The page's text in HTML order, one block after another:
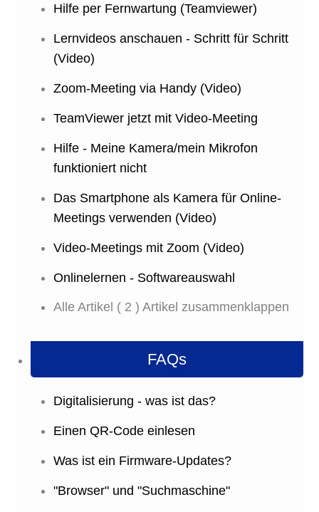
Hilfe per Fernwartung (Teamviewer)
Lernvideos anschauen - Schritt für Schritt
(Video)
Zoom-Meeting via Handy (Video)
TeamViewer jetzt mit Video-Meeting
Hilfe - Meine Kamera/mein Mikrofon
funktioniert nicht
Das Smartphone als Kamera für Online-
Meetings verwenden (Video)
Video-Meetings mit Zoom (Video)
Onlinelernen - Softwareauswahl
Alle Artikel ( 2 ) Artikel zusammenklappen
FAQs
Digitalisierung - was ist das?
Einen QR-Code einlesen
Was ist ein Firmware-Updates?
"Browser" und "Suchmaschine"